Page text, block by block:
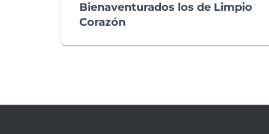
Bienaventurados los de Limpio
Corazón